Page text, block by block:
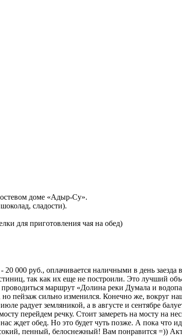
доме «Адыр-Су».
сладости).
для приготовления чая на обед)
000 руб., оплачивается наличными в день заезда
так как их еще не построили. Это лучший
проводиться маршрут «Долина реки Думала и
пейзаж сильно изменился. Конечно же, вокруг
радует земляникой, а в августе и сентябре
перейдем речку. Стоит замереть на мосту на
ждет обед. Но это будет чуть позже. А пока что
пенный, белоснежный! Вам понравится =))